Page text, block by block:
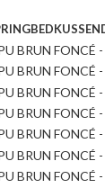
BEDKUSSEN